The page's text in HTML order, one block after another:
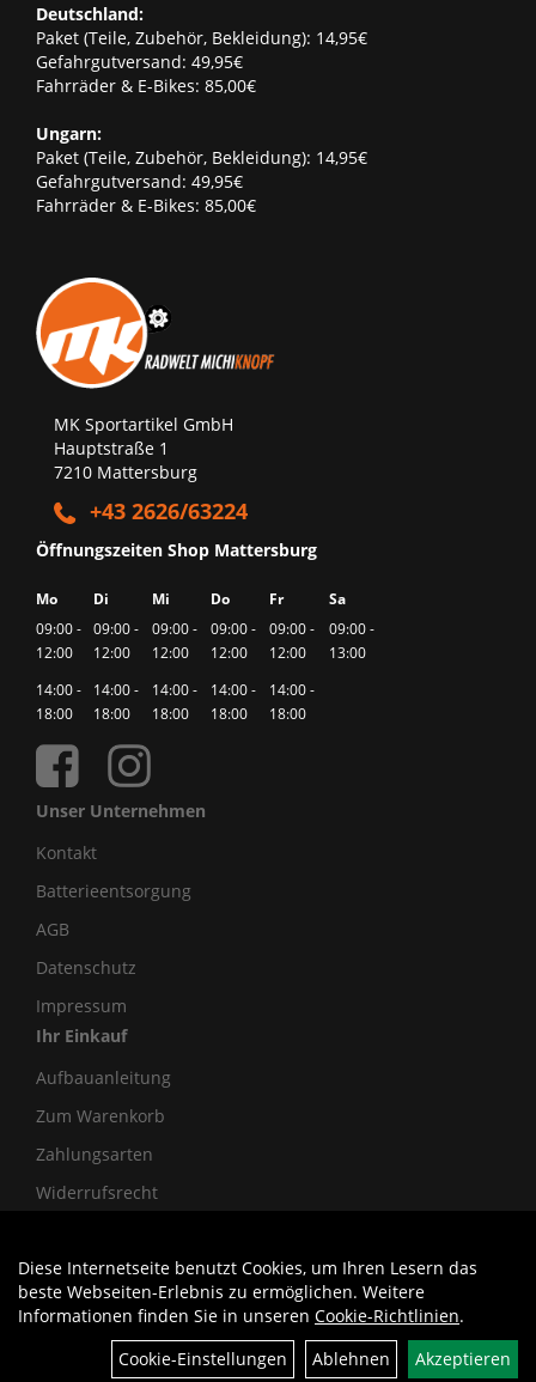
Deutschland:
Paket (Teile, Zubehör, Bekleidung): 14,95€
Gefahrgutversand: 49,95€
Fahrräder & E-Bikes: 85,00€
Ungarn:
Paket (Teile, Zubehör, Bekleidung): 14,95€
Gefahrgutversand: 49,95€
Fahrräder & E-Bikes: 85,00€
MK Sportartikel GmbH
Hauptstraße 1
7210 Mattersburg
+43 2626/63224
Öffnungszeiten Shop Mattersburg
Mo Di Mi Do Fr
Sa
09:00 -
12:00
09:00 -
12:00
09:00 -
12:00
09:00 -
12:00
09:00 -
12:00
09:00 -
13:00
14:00 -
18:00
14:00 -
18:00
14:00 -
18:00
14:00 -
18:00
14:00 -
18:00
Unser Unternehmen
Kontakt
Batterieentsorgung
AGB
Datenschutz
Impressum
Ihr Einkauf
Aufbauanleitung
Zum Warenkorb
Zahlungsarten
Widerrufsrecht
Diese Internetseite benutzt Cookies, um Ihren Lesern das
beste Webseiten-Erlebnis zu ermöglichen. Weitere
Informationen finden Sie in unseren Cookie-Richtlinien.
Cookie-Einstellungen
Ablehnen Akzeptieren
Auftrag widerrufen